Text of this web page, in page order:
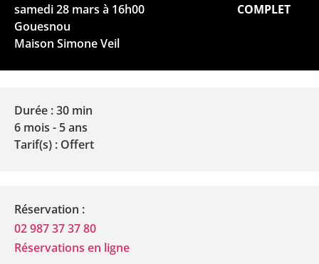
samedi 28 mars à 16h00
COMPLET
Gouesnou
Maison Simone Veil
Durée : 30 min
6 mois - 5 ans
Tarif(s) : Offert
Réservation :
02 987 37 37 80
Réservations en ligne